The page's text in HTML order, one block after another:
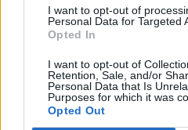
I want to opt-out of
Personal Data for Targeted
Opted In
I want to opt-out of
Retention, Sale, and/or
Personal Data that Is
Purposes for which it was
Opted Out
της
οι
ΣΉΜΕΡΑ